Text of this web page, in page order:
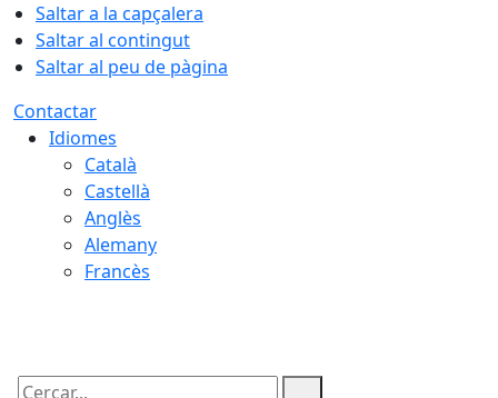
Saltar a la capçalera
Saltar al contingut
Saltar al peu de pàgina
Contactar
Idiomes
Català
Castellà
Anglès
Alemany
Francès